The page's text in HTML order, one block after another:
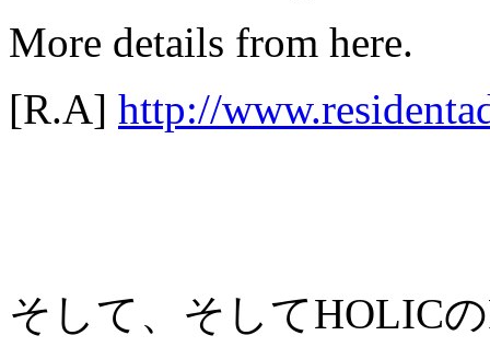
More details from here.
[R.A] http://
そして、そしてHOLIC